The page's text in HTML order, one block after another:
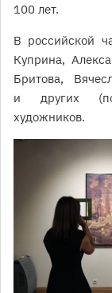
100 лет.
В российской
Куприна,
Бритова,
и других
художников.